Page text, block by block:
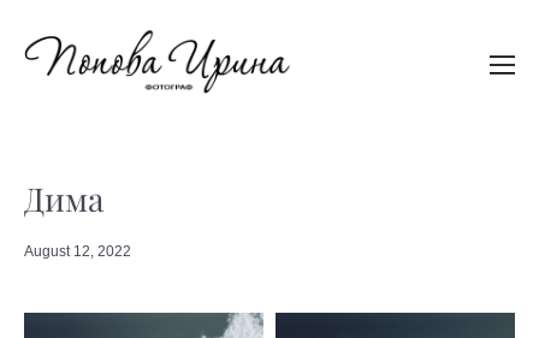
Дима
August 12, 2022